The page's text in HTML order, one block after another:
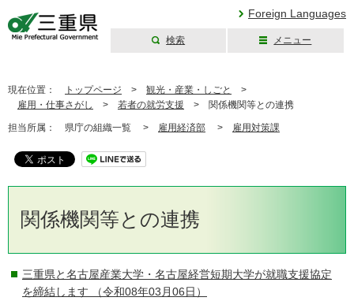
Foreign Languages
検索 メニュー
現在位置： トップページ > 観光・産業・しごと
>
雇用・仕事さがし
> 若者の就労支援 > 関係機関等との連携
担当所属： 県庁の組織一覧 > 雇用経済部 > 雇用対策課
関係機関等との連携
三重県と名古屋産業大学・名古屋経営短期大学が就職支援協定
を締結します （令和08年03月06日）